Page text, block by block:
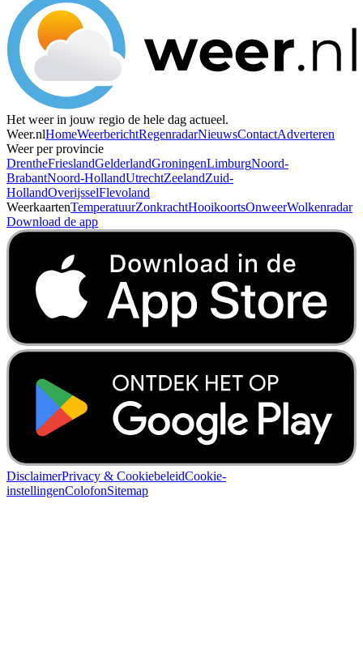
Het weer in jouw regio de hele dag actueel.
Weer.nlHomeWeerberichtRegenradarNieuwsContactAdverteren
Weer per provincie
DrentheFrieslandGelderlandGroningenLimburgNoord-
BrabantNoord-HollandUtrechtZeelandZuid-
HollandOverijsselFlevoland
WeerkaartenTemperatuurZonkrachtHooikoortsOnweerWolkenradar
Download de app
DisclaimerPrivacy & CookiebeleidCookie-
instellingenColofonSitemap